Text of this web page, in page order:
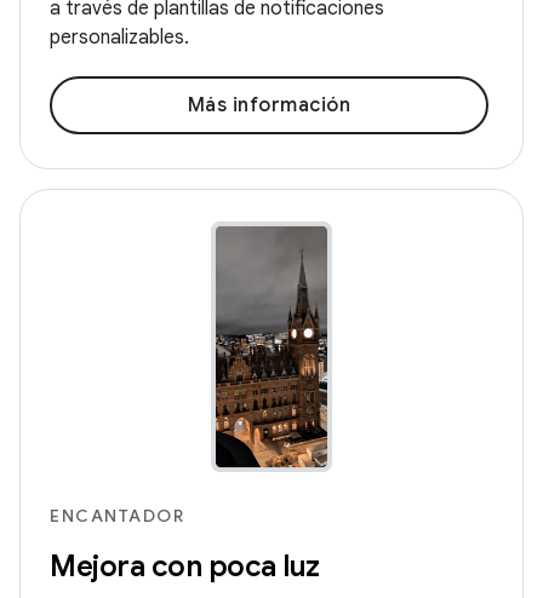
a través de plantillas de notificaciones
personalizables.
Más información
ENCANTADOR
Mejora con poca luz